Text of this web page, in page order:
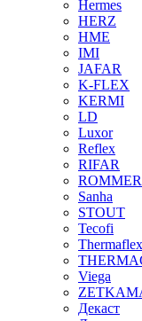
Hermes
HERZ
HME
IMI
JAFAR
K-FLEX
KERMI
LD
Luxor
Reflex
RIFAR
ROMMER
Sanha
STOUT
Tecofi
Thermaflex
Viega
Декаст